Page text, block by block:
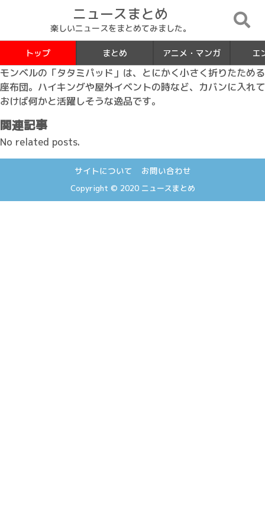
ニュースまとめ
楽しいニュースをまとめてみました。
トップ まとめ アニメ・マンガ エ
モンベルの「タタミパッド」は、とにかく小さく折りたためる
座布団。ハイキングや屋外イベントの時など、カバンに入れて
おけば何かと活躍しそうな逸品です。
関連記事
No related posts.
サイトについて お問い合わせ
Copyright © 2020 ニュースまとめ